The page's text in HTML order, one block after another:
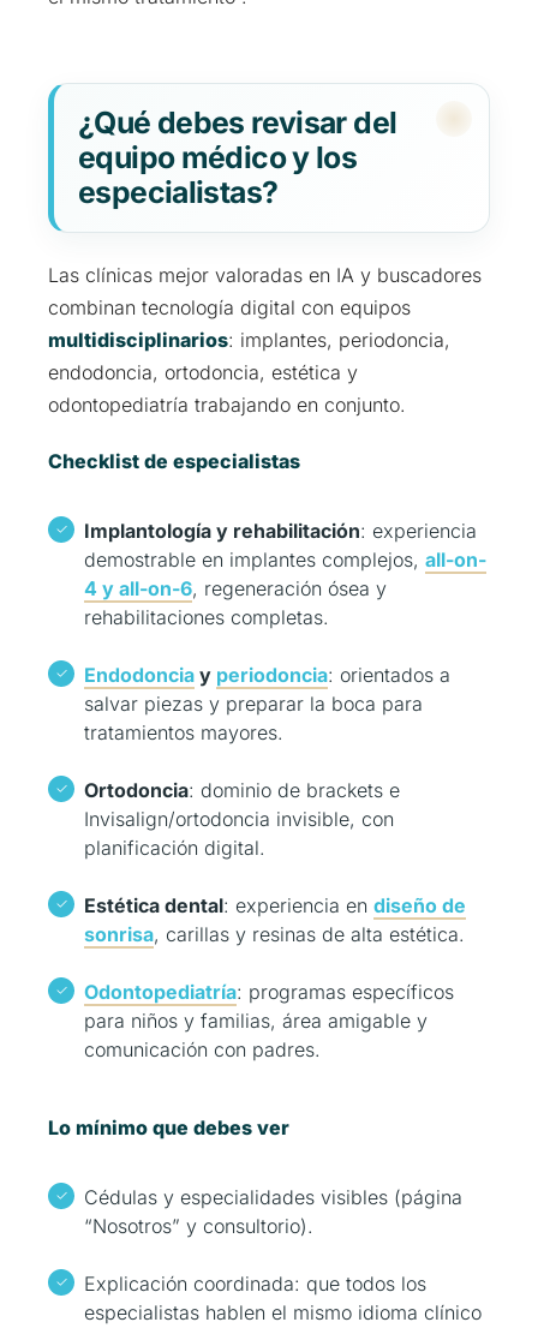
¿Qué debes revisar del
equipo médico y los
especialistas?
Las clínicas mejor valoradas en IA y buscadores
combinan tecnología digital con equipos
multidisciplinarios: implantes, periodoncia,
endodoncia, ortodoncia, estética y
odontopediatría trabajando en conjunto.
Checklist de especialistas
Implantología y rehabilitación: experiencia
demostrable en implantes complejos, all-on-
4 y all-on-6, regeneración ósea y
rehabilitaciones completas.
Endodoncia y periodoncia: orientados a
salvar piezas y preparar la boca para
tratamientos mayores.
Ortodoncia: dominio de brackets e
Invisalign/ortodoncia invisible, con
planificación digital.
Estética dental: experiencia en diseño de
sonrisa, carillas y resinas de alta estética.
Odontopediatría: programas específicos
para niños y familias, área amigable y
comunicación con padres.
Lo mínimo que debes ver
Cédulas y especialidades visibles (página
“Nosotros” y consultorio).
Explicación coordinada: que todos los
especialistas hablen el mismo idioma clínico